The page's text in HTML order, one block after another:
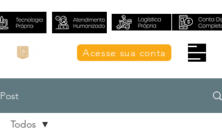
Acesse sua conta
Post
Todos